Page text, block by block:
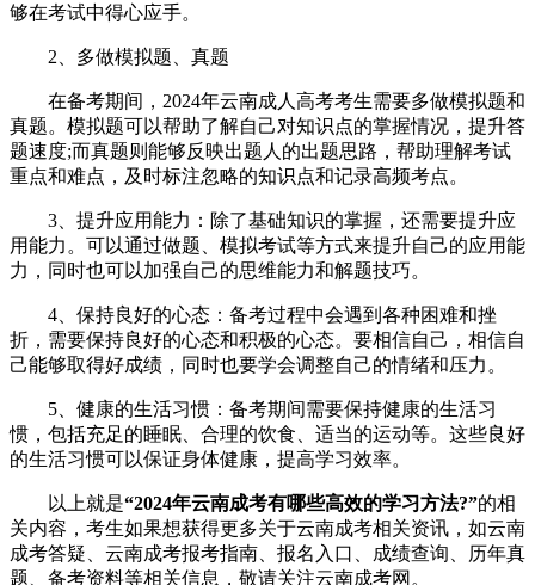
够在考试中得心应手。
2、多做模拟题、真题
在备考期间，2024年云南成人高考考生需要多做模拟题和
真题。模拟题可以帮助了解自己对知识点的掌握情况，提升答
题速度;而真题则能够反映出题人的出题思路，帮助理解考试
重点和难点，及时标注忽略的知识点和记录高频考点。
3、提升应用能力：除了基础知识的掌握，还需要提升应
用能力。可以通过做题、模拟考试等方式来提升自己的应用能
力，同时也可以加强自己的思维能力和解题技巧。
4、保持良好的心态：备考过程中会遇到各种困难和挫
折，需要保持良好的心态和积极的心态。要相信自己，相信自
己能够取得好成绩，同时也要学会调整自己的情绪和压力。
5、健康的生活习惯：备考期间需要保持健康的生活习
惯，包括充足的睡眠、合理的饮食、适当的运动等。这些良好
的生活习惯可以保证身体健康，提高学习效率。
以上就是“2024年云南成考有哪些高效的学习方法?”的相
关内容，考生如果想获得更多关于云南成考相关资讯，如云南
成考答疑、云南成考报考指南、报名入口、成绩查询、历年真
题、备考资料等相关信息，敬请关注云南成考网。